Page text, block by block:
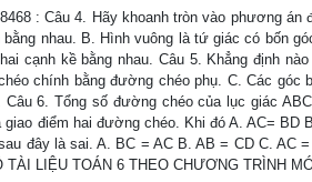
: Câu 4. Hãy khoanh tròn vào phương
nhau. B. Hình vuông là tứ giác có bốn
cạnh kề bằng nhau. Câu 5. Khẳng định
chính bằng đường chéo phụ. C. Các góc
6. Tổng số đường chéo của lục giác
điểm hai đường chéo. Khi đó A. AC= BD
đây là sai. A. BC = AC B. AB = CD C. AC
TÀI LIỆU TOÁN 6 THEO CHƯƠNG TRÌNH